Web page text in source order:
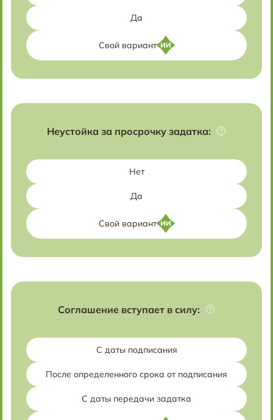
Да
Свой вариант
Неустойка за просрочку задатка:
Нет
Да
Свой вариант
Соглашение вступает в силу:
С даты подписания
После определенного срока от подписания
С даты передачи задатка